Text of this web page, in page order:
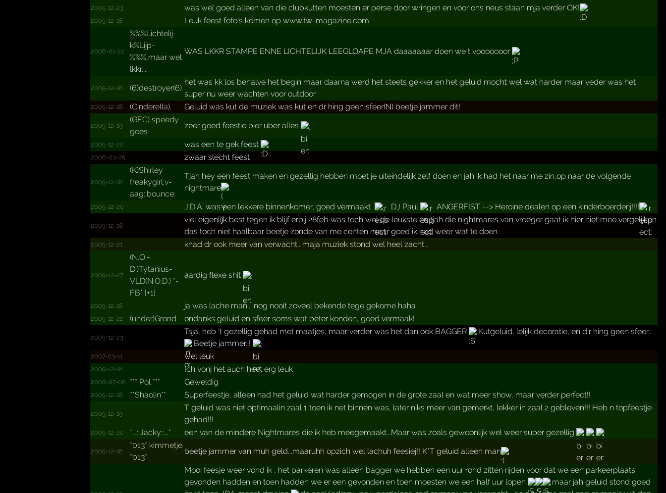
2005-12-23 was wel goed alleen van die clubkutten moesten er perse door wringen en voor ons neus staan mja verder OK!
2005-12-18 Leuk feest foto's komen op www.tw-magazine.com
2006-01-22
%%%Lic­htelij­
k%Lijp­
%%%,ma­ar wel
lkkr....­
WAS LKKR STAMPE ENNE LICHTELIJK LEEGLOAPE MJA daaaaaaar doen we t vooooooor
2005-12-18 (6)des­troyer­(6)
het was kk los behalve het begin maar daarna werd het steets gekker en het geluid mocht wel wat harder maar veder was het
super nu weer wachten voor outdoor
2005-12-18 (Cinde­rella)­.­ Geluid was kut de muziek was kut en dr hing geen sfeer(N) beetje jammer dit!
2005-12-19
(GFC) speedy
goes
zeer goed feestie bier uber alles
2005-12-20 was een te gek feest
2006-03-25 zwaar slecht feest
2005-12-18
(K)Shirley
freaky­girl:v­
aag::b­ounce:
Tjah hey een feest maken en gezellig hebben moet je uiteindelijk zelf doen en jah ik had het naar me zin,op naar de volgende
nightmare
2005-12-20 J.D.A. was een lekkere binnenkomer, goed vermaakt ­ DJ Paul ANGERFIST --> Heroine dealen op een kinderboerderij!!!!
2005-12-18
viel eigenlijk best tegen ik blijf erbij 28feb was toch wel de leukste en tjah die nightmares van vroeger gaat ik hier niet mee vergelijken
das toch niet haalbaar beetje zonde van me centen maar goed ik had weer wat te doen
2005-12-21 khad dr ook meer van verwacht.. maja muziek stond wel heel zacht...
2005-12-27
(N.­O.­
D.­)Tytanius-
VLD(N.­O.­D.­) *­
FB*­ [+­1]
aardig flexe shit
2005-12-18 ja was lache man... nog nooit zoveel bekende tege gekome haha
2005-12-22 (under)Grond ondanks geluid en sfeer soms wat beter konden, goed vermaak!
2005-12-23
Tsja, heb 't gezellig gehad met maatjes, maar verder was het dan ook BAGGER
Kutgeluid, lelijk decoratie, en d'r hing geen sfeer..
Beetje jammer..!
2007-03-11 wel leuk
2005-12-18 Ich vonj het auch heel erg leuk
2008-07-06 *** Pol *** Geweldig
2005-12-18 **Shaolin** Superfeestje, alleen had het geluid wat harder gemogen in de grote zaal en wat meer show, maar verder perfect!!
2005-12-19
T geluid was niet optimaalin zaal 1 toen ik net binnen was, later niks meer van gemerkt, lekker in zaal 2 gebleven!!! Heb n topfeestje
gehad!!!
2005-12-20 *...­::Jack­y::...­*­ een van de mindere Nightmares die ik heb meegemaakt...Maar was zoals gewoonlijk wel weer super gezellig
2005-12-18
*­013*­ kimmetje
*­013*­
beetje jammer van muh geld...maaruhh opzich wel lachuh feesiej!! K*T geluid alleen man
Mooi feesje weer vond ik , het parkeren was alleen bagger we hebben een uur rond zitten rijden voor dat we een parkeerplaats
gevonden hadden en toen hadden we er een gevonden en toen moesten we een half uur lopen
maar jah geluid stond goed